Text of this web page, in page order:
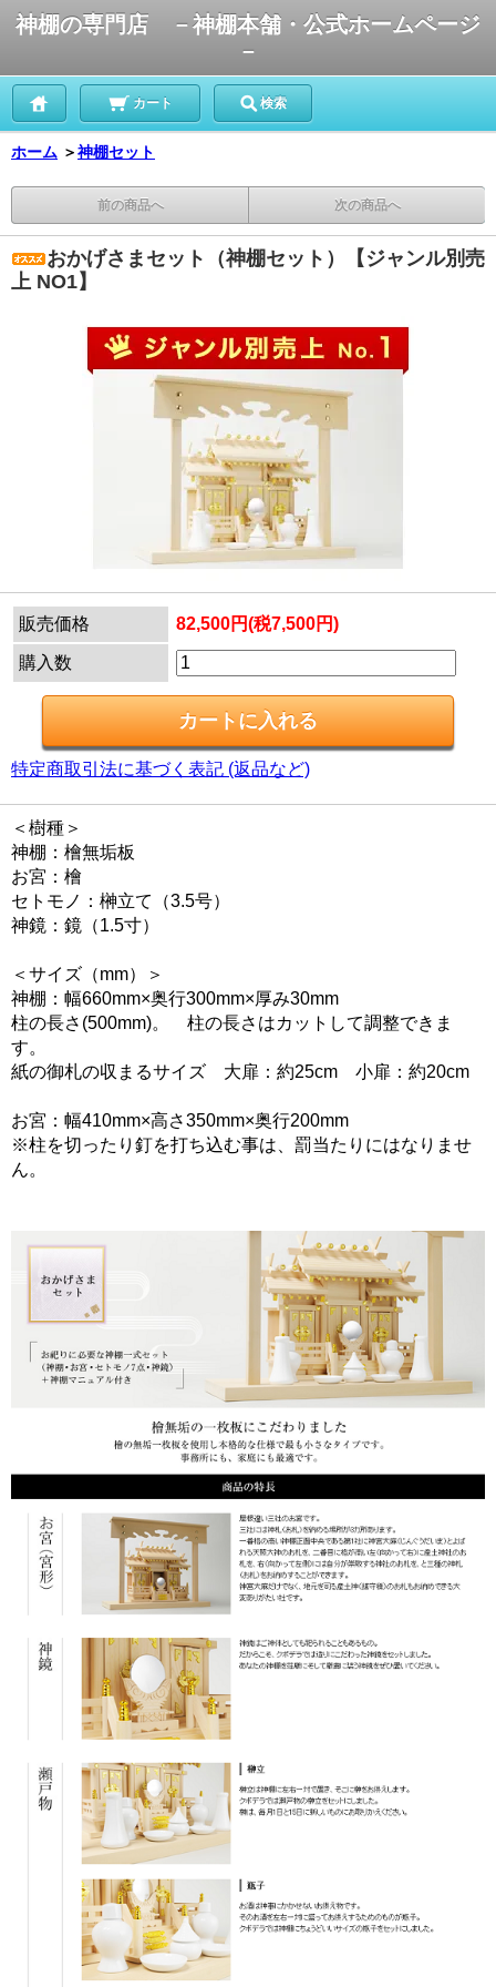
神棚の専門店 －神棚本舗・公式ホームページ
－
カート 検索
ホーム ＞神棚セット
前の商品へ 次の商品へ
おかげさまセット（神棚セット）【ジャンル別売
上 NO1】
販売価格 82,500円(税7,500円)
購入数
特定商取引法に基づく表記 (返品など)
＜樹種＞
神棚：檜無垢板
お宮：檜
セトモノ：榊立て（3.5号）
神鏡：鏡（1.5寸）
＜サイズ（mm）＞
神棚：幅660mm×奥行300mm×厚み30mm
柱の長さ(500mm)。 柱の長さはカットして調整できま
す。
紙の御札の収まるサイズ 大扉：約25cm 小扉：約20cm
お宮：幅410mm×高さ350mm×奥行200mm
※柱を切ったり釘を打ち込む事は、罰当たりにはなりませ
ん。